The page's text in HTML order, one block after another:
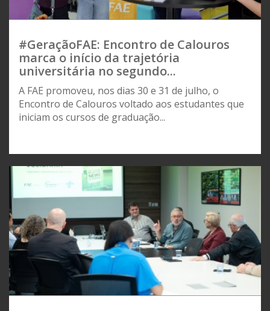
#GeraçãoFAE: Encontro de Calouros
marca o início da trajetória
universitária no segundo...
A FAE promoveu, nos dias 30 e 31 de julho, o
Encontro de Calouros voltado aos estudantes que
iniciam os cursos de graduação...